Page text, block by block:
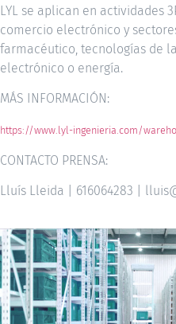
LYL se aplican en actividades
comercio electrónico y
farmacéutico, tecnologías de
electrónico o energía.
MÁS INFORMACIÓN:
https://www.lyl-ingenieria.com/
CONTACTO PRENSA:
Lluís Lleida | 616064283 |